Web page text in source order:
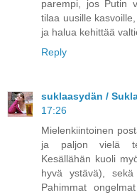
parempi, jos Putin
tilaa uusille
ja halua kehittää
Reply
suklaasydän /
17:26
Mielenkiintoinen
ja paljon vielä
Kesällähän kuoli
hyvä ystävä), sekä
Pahimmat